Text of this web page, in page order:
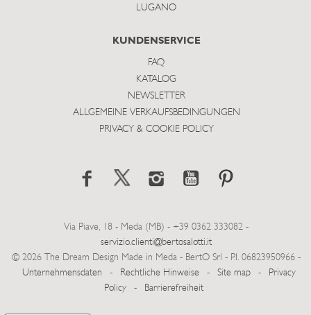
LUGANO
KUNDENSERVICE
FAQ
KATALOG
NEWSLETTER
ALLGEMEINE VERKAUFSBEDINGUNGEN
PRIVACY & COOKIE POLICY
Via Piave, 18 - Meda (MB) - +39 0362 333082 -
servizio.clienti@bertosalotti.it
© 2026 The Dream Design Made in Meda - BertO Srl - P.I. 06823950966 -
Unternehmensdaten
- Rechtliche Hinweise - Site map -
Privacy
Policy
- Barrierefreiheit